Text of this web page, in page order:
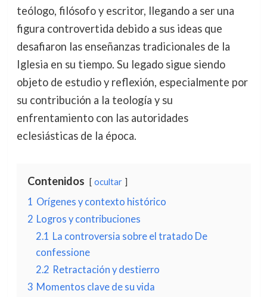
teólogo, filósofo y escritor, llegando a ser una
figura controvertida debido a sus ideas que
desafiaron las enseñanzas tradicionales de la
Iglesia en su tiempo. Su legado sigue siendo
objeto de estudio y reflexión, especialmente por
su contribución a la teología y su
enfrentamiento con las autoridades
eclesiásticas de la época.
Contenidos ocultar
1 Orígenes y contexto histórico
2 Logros y contribuciones
2.1 La controversia sobre el tratado De
confessione
2.2 Retractación y destierro
3 Momentos clave de su vida